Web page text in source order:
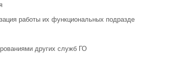
работы их функциональных подразде
других служб ГО